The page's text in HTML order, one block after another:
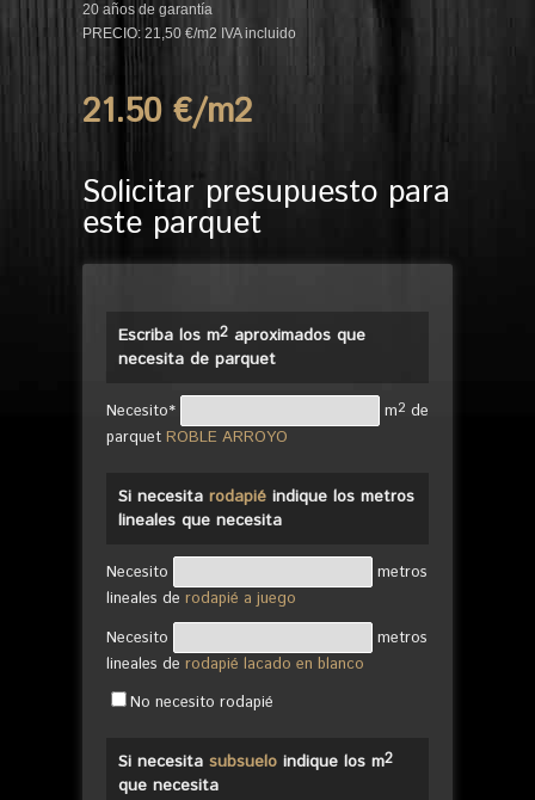
20 años de garantía
PRECIO: 21,50 €/m2 IVA incluido
21.50 €/m2
Solicitar presupuesto para
este parquet
Escriba los m2 aproximados que
necesita de parquet
Necesito* m2 de
parquet ROBLE ARROYO
Si necesita rodapié indique los metros
lineales que necesita
Necesito
metros
lineales de rodapié a juego
Necesito
metros
lineales de rodapié lacado en blanco
No necesito rodapié
Si necesita subsuelo indique los m2
que necesita